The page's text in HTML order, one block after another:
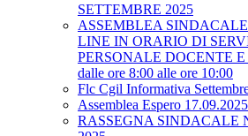
SETTEMBRE 2025
ASSEMBLEA
LINE IN ORARIO DI
PERSONALE DOCENTE E
dalle ore 8:00 alle ore 10:00
Flc Cgil Informativa
Assemblea Espero 17.09.2025
RASSEGNA SINDACALE